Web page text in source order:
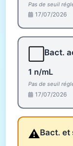
Pas de seuil
17/07/2026
Bact.
1 n/mL
Pas de seuil
17/07/2026
⚠️Bact. et